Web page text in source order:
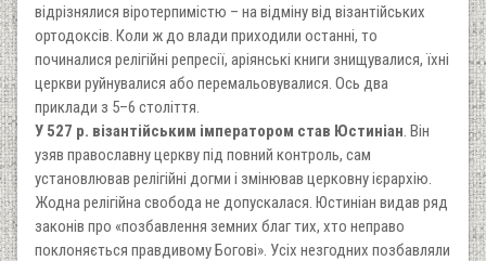
відрізнялися віротерпимістю – на відміну від візантійських
ортодоксів. Коли ж до влади приходили останні, то
починалися релігійні репресії, аріянські книги знищувалися, їхні
церкви руйнувалися або перемальовувалися. Ось два
приклади з 5–6 століття.
У 527 р. візантійським імператором став Юстиніан. Він
узяв православну церкву під повний контроль, сам
установлював релігійні догми і змінював церковну ієрархію.
Жодна релігійна свобода не допускалася. Юстиніан видав ряд
законів про «позбавлення земних благ тих, хто неправо
поклоняється правдивому Богові». Усіх незгодних позбавляли